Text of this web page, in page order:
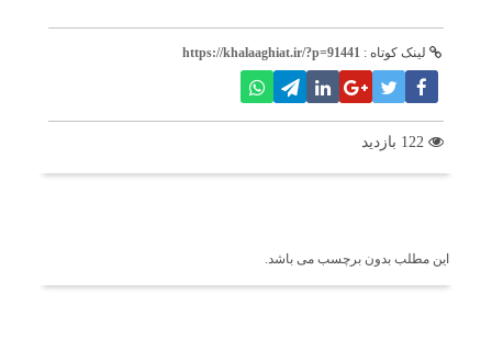
لینک کوتاه : https://khalaaghiat.ir/?p=91441
این مطلب بدون برچسب می باشد.